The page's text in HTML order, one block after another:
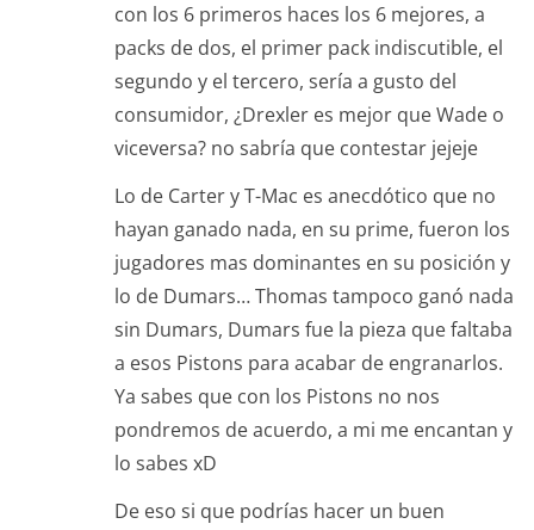
con los 6 primeros haces los 6 mejores, a
packs de dos, el primer pack indiscutible, el
segundo y el tercero, sería a gusto del
consumidor, ¿Drexler es mejor que Wade o
viceversa? no sabría que contestar jejeje
Lo de Carter y T-Mac es anecdótico que no
hayan ganado nada, en su prime, fueron los
jugadores mas dominantes en su posición y
lo de Dumars… Thomas tampoco ganó nada
sin Dumars, Dumars fue la pieza que faltaba
a esos Pistons para acabar de engranarlos.
Ya sabes que con los Pistons no nos
pondremos de acuerdo, a mi me encantan y
lo sabes xD
De eso si que podrías hacer un buen